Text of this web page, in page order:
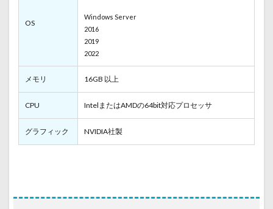
OS
Windows Server
2016
2019
2022
メモリ 16GB 以上
CPU IntelまたはAMDの64bit対応プロセッサ
グラフィック NVIDIA社製